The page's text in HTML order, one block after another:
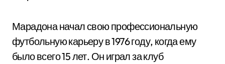
Марадона начал свою профессиональную
футбольную карьеру в 1976 году, когда ему
было всего 15 лет. Он играл за клуб